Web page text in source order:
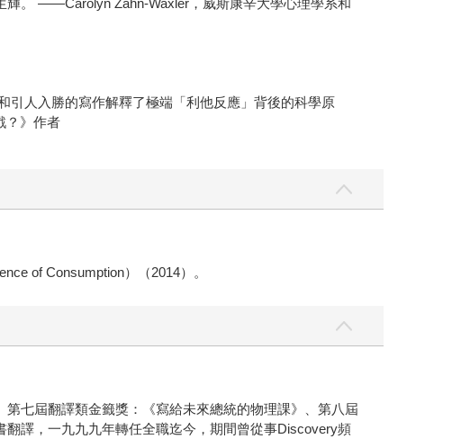
引人入勝的寫作解釋了極端「利他反應」背後的科學原
？》作者
of Consumption）（2014）。
七屆翻譯類金籤獎：《寫給未來總統的物理課》、第八屆
譯，一九九九年轉任全職迄今，期間曾從事Discovery頻